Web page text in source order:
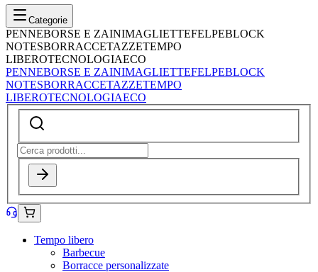
Categorie
PENNEBORSE E ZAINIMAGLIETTEFELPEBLOCK
NOTESBORRACCETAZZETEMPO
LIBEROTECNOLOGIAECO
PENNEBORSE E ZAINIMAGLIETTEFELPEBLOCK
NOTESBORRACCETAZZETEMPO
LIBEROTECNOLOGIAECO
Tempo libero
Barbecue
Borracce personalizzate